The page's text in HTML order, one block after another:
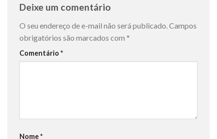
Deixe um comentário
O seu endereço de e-mail não será publicado. Campos
obrigatórios são marcados com *
Comentário *
Nome*